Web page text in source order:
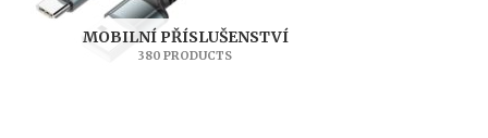
MOBILNÍ PŘÍSLUŠENSTVÍ
380 PRODUCTS